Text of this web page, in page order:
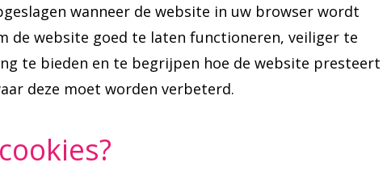
wanneer de website in uw browser wordt
de website goed te laten functioneren, veiliger te
te bieden en te begrijpen hoe de website presteert
deze moet worden verbeterd.